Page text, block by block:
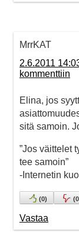
MrrKAT
2.6.2011
kommenttiin
Elina, jos
sitä samoin.
”Jos väittelet
tee samoin”
-Internetin
(0) (0
Vastaa